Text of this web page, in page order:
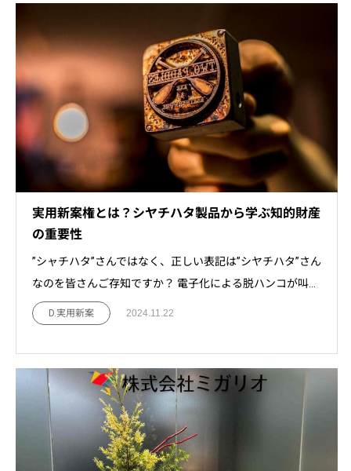
実用新案権とは？シヤチハタ製品から学ぶ知的財産
の重要性
”シャチハタ”さんではなく、正しい表記は”シヤチハタ”さん
なのを皆さんご存知ですか？ 電子化による脱ハンコが叫...
D.実用新案 2024.11.22